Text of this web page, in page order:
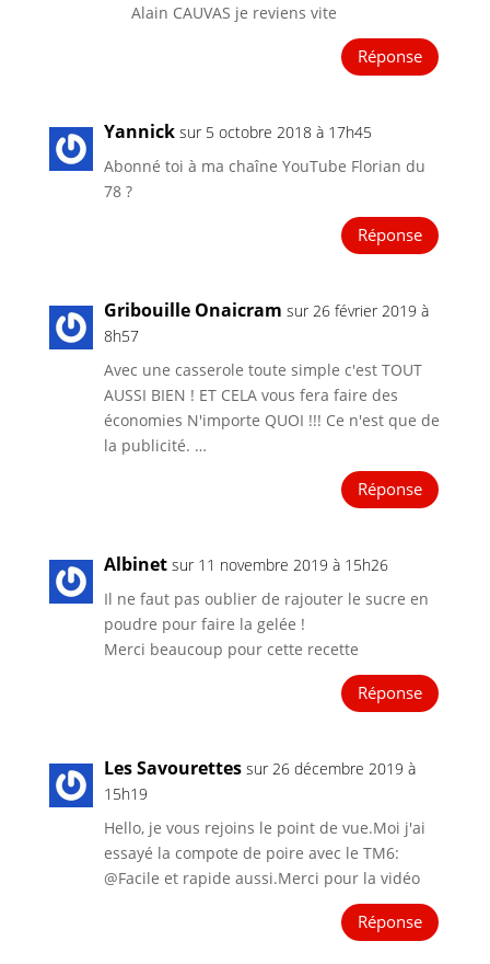
Alain CAUVAS je reviens vite
Réponse
Yannick sur 5 octobre 2018 à 17h45
Abonné toi à ma chaîne YouTube Florian du
78 ?
Réponse
Gribouille Onaicram sur 26 février 2019 à
8h57
Avec une casserole toute simple c'est TOUT
AUSSI BIEN ! ET CELA vous fera faire des
économies N'importe QUOI !!! Ce n'est que de
la publicité. …
Réponse
Albinet sur 11 novembre 2019 à 15h26
Il ne faut pas oublier de rajouter le sucre en
poudre pour faire la gelée !
Merci beaucoup pour cette recette
Réponse
Les Savourettes sur 26 décembre 2019 à
15h19
Hello, je vous rejoins le point de vue.Moi j'ai
essayé la compote de poire avec le TM6:
@Facile et rapide aussi.Merci pour la vidéo
Réponse